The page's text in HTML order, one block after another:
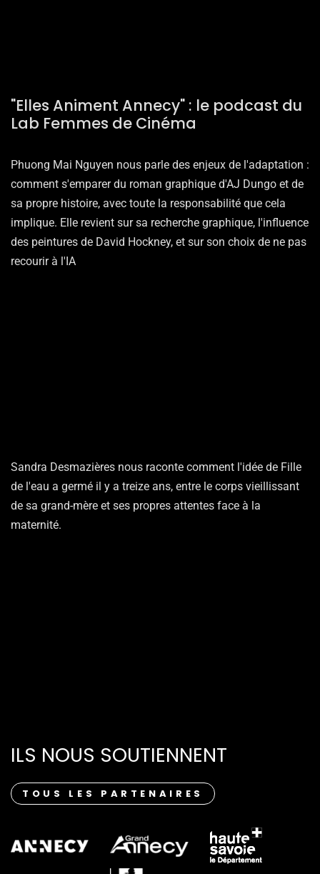
"Elles Animent Annecy" : le podcast du
Lab Femmes de Cinéma
Phuong Mai Nguyen nous parle des enjeux de l'adaptation :
comment s'emparer du roman graphique d'AJ Dungo et de
sa propre histoire, avec toute la responsabilité que cela
implique. Elle revient sur sa recherche graphique, l'influence
des peintures de David Hockney, et sur son choix de ne pas
recourir à l'IA
Sandra Desmazières nous raconte comment l'idée de Fille
de l'eau a germé il y a treize ans, entre le corps vieillissant
de sa grand-mère et ses propres attentes face à la
maternité.
ILS NOUS SOUTIENNENT
TOUS LES PARTENAIRES